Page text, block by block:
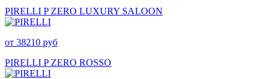
PIRELLI P ZERO LUXURY SALOON
от 38210 руб
PIRELLI P ZERO ROSSO